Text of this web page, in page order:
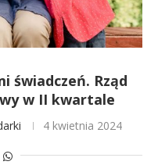
świadczeń. Rząd
w II kwartale
4 kwietnia 2024